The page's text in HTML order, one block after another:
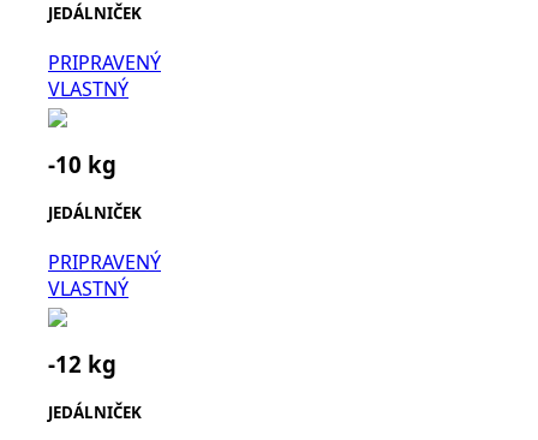
JEDÁLNIČEK
PRIPRAVENÝ
VLASTNÝ
-10 kg
JEDÁLNIČEK
PRIPRAVENÝ
VLASTNÝ
-12 kg
JEDÁLNIČEK